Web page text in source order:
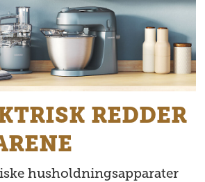
aktører i bransjen
REDDER
husholdningsapparater